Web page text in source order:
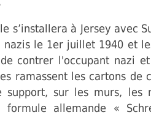
s’installera à Jersey avec
nazis le 1er juillet 1940 et
contrer l'occupant nazi
ramassent les cartons
sur les murs, les
allemande «